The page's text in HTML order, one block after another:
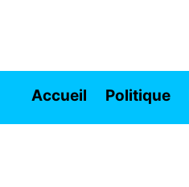
Accueil Politique